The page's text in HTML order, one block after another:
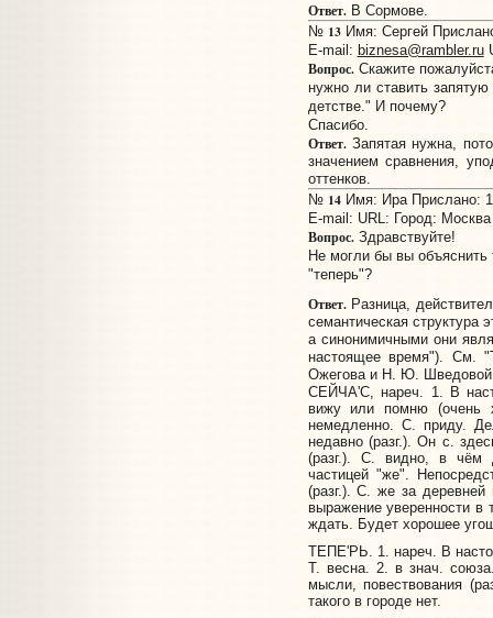
Ответ.В Сормове.
№ 13Имя: Сергей
E-mail: biznesa@rambler.ru
Вопрос.Скажите
нужно ли ставить
детстве." И почему?
Спасибо.
Ответ.Запятая нужна,
значением сравнения,
оттенков.
№ 14Имя: Ира Прислано:
E-mail: URL: Город: Москва
Вопрос.Здравствуйте!
Не могли бы вы
"теперь"?
Ответ.Разница,
семантическая структура
а синонимичными они
настоящее время"). См.
Ожегова и Н. Ю.
СЕЙЧА'С, нареч. 1. В
вижу или помню (очень
немедленно. С. приду.
недавно (разг.). Он с.
(разг.). С. видно, в чём
частицей "же".
(разг.). С. же за
выражение уверенности в
ждать. Будет хорошее
ТЕПЕ'РЬ. 1. нареч. В
Т. весна. 2. в знач.
мысли, повествования
такого в городе нет.